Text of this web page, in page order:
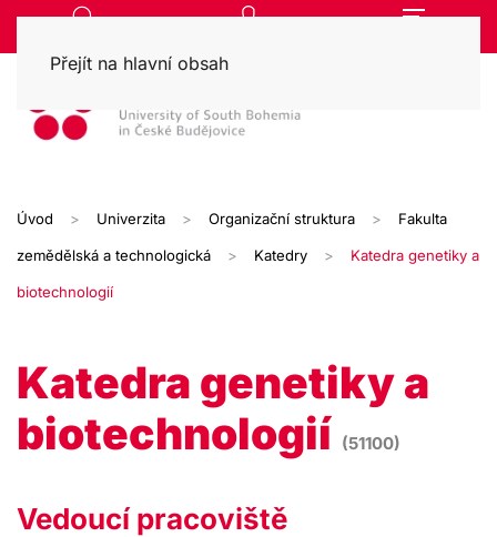
Přejít na hlavní obsah
Úvod Univerzita Organizační struktura Fakulta
zemědělská a technologická Katedry Katedra genetiky a
biotechnologií
Katedra genetiky a
biotechnologií (51100)
Vedoucí pracoviště